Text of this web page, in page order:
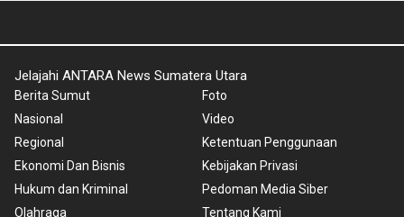
Jelajahi ANTARA News Sumatera Utara
Berita Sumut
Nasional
Regional
Ekonomi Dan Bisnis
Hukum dan Kriminal
Olahraga
Foto
Video
Ketentuan Penggunaan
Kebijakan Privasi
Pedoman Media Siber
Tentang Kami